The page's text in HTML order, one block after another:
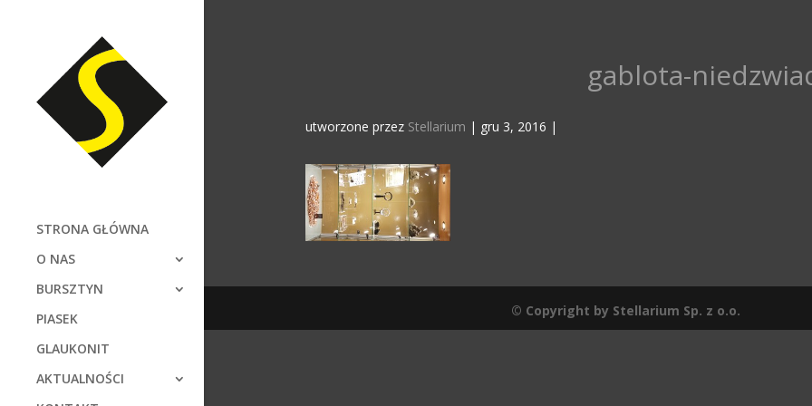
STRONA GŁÓWNA
O NAS
BURSZTYN
PIASEK
GLAUKONIT
AKTUALNOŚCI
gablota-
utworzone przez Stellarium | gru 3, 2016 |
© Copyright by Stellarium Sp. z o.o.